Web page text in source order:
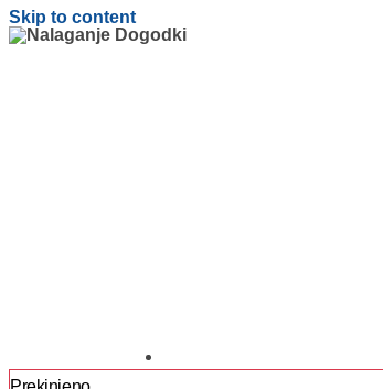
Skip to content